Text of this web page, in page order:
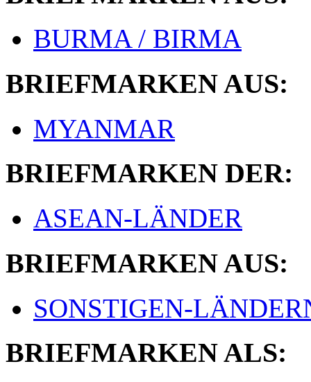
BURMA / BIRMA
BRIEFMARKEN AUS:
MYANMAR
BRIEFMARKEN DER:
ASEAN-LÄNDER
BRIEFMARKEN AUS:
SONSTIGEN-
BRIEFMARKEN ALS: